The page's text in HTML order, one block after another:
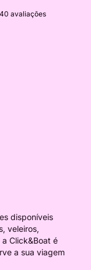
avaliações
disponíveis
veleiros,
Click&Boat é
a sua viagem